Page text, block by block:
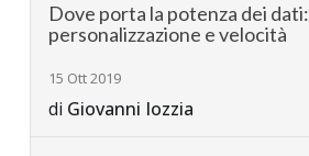
Dove porta la potenza dei dati:
personalizzazione e velocità
15 Ott 2019
di Giovanni Iozzia